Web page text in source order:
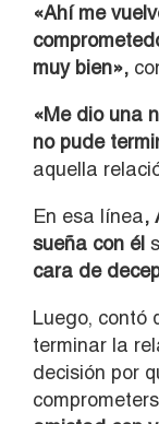
«Ahí me
muy bien»,
«Me dio una
no pude
aquella
En esa línea,
sueña con él
cara de
Luego, contó
terminar la
decisión por